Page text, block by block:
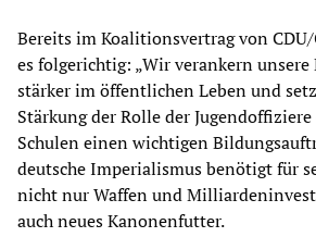
Bereits im Koalitionsvertrag von
es folgerichtig: „Wir verankern unsere
stärker im öffentlichen Leben und
Stärkung der Rolle der
Schulen einen wichtigen
deutsche Imperialismus benötigt für
nicht nur Waffen und
auch neues Kanonenfutter.